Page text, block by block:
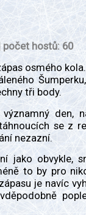
počet hostů: 60
osmého
tři body.
den,
se z
nezazní.
jako obvykle,
to by pro
je navíc